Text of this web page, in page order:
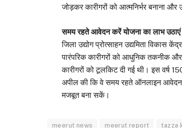
जोड़कर कारीगरों को आत्मनिर्भर बनाना
समय रहते आवेदन करें योजना का लाभ उठाएं
जिला उद्योग प्रोत्साहन उद्यमिता विकास
पारंपरिक कारीगरों को आधुनिक तकनीक
कारीगरों को टूलकिट दी गई थी। इस वर्ष
अपील की कि वे समय रहते ऑनलाइन आवेदन
मजबूत बना सकें।
meerut news meerut report tazza